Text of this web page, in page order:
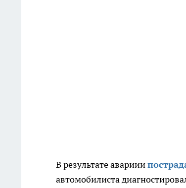
В результате авариии
автомобилиста